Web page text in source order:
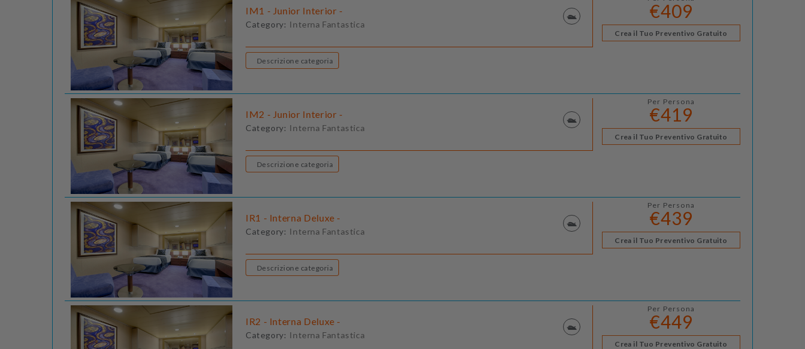
IM1 - Junior Interior -
Category: Interna Fantastica
€409
Crea il Tuo Preventivo Gratuito
Descrizione categoria
IM2 - Junior Interior -
Category: Interna Fantastica
Per Persona
€419
Crea il Tuo Preventivo Gratuito
Descrizione categoria
IR1 - Interna Deluxe -
Category: Interna Fantastica
Per Persona
€439
Crea il Tuo Preventivo Gratuito
Descrizione categoria
IR2 - Interna Deluxe -
Category: Interna Fantastica
Per Persona
€449
Crea il Tuo Preventivo Gratuito